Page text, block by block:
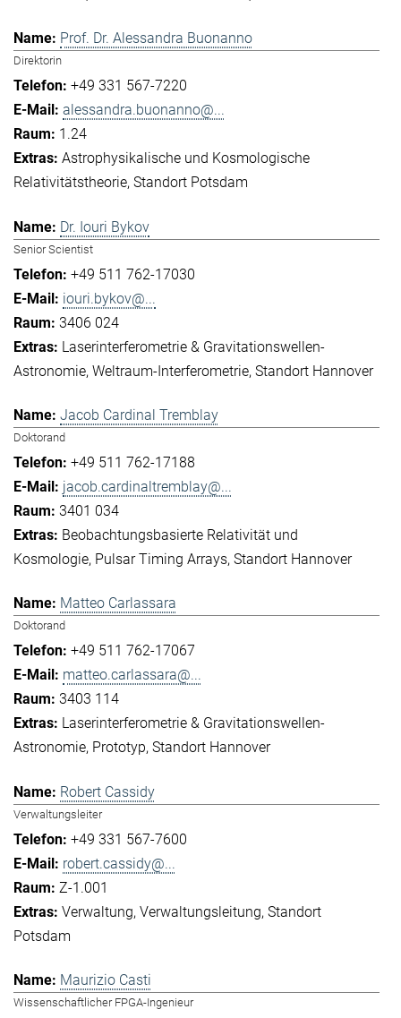
Prof. Dr. Alessandra Buonanno
Direktorin
+49 331 567-7220
alessandra.buonanno@...
1.24
Astrophysikalische und Kosmologische
Relativitätstheorie Standort Potsdam
Dr. Iouri Bykov
Senior Scientist
+49 511 762-17030
iouri.bykov@...
3406 024
Laserinterferometrie & Gravitationswellen-
Astronomie Weltraum-Interferometrie Standort Hannover
Jacob Cardinal Tremblay
Doktorand
+49 511 762-17188
jacob.cardinaltremblay@...
3401 034
Beobachtungsbasierte Relativität und
Kosmologie Pulsar Timing Arrays Standort Hannover
Matteo Carlassara
Doktorand
+49 511 762-17067
matteo.carlassara@...
3403 114
Laserinterferometrie & Gravitationswellen-
Astronomie Prototyp Standort Hannover
Robert Cassidy
Verwaltungsleiter
+49 331 567-7600
robert.cassidy@...
Z-1.001
Verwaltung Verwaltungsleitung Standort
Potsdam
Maurizio Casti
Wissenschaftlicher FPGA-Ingenieur